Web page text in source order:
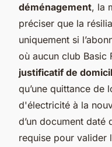
déménagement, la
préciser que la
uniquement si
où aucun club Basic
justificatif de
qu’une quittance de
d'électricité à la
d’un document
requise pour valider